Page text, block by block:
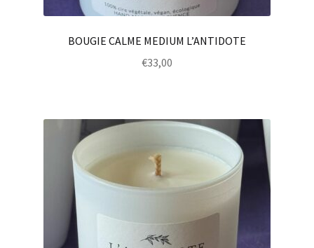
BOUGIE CALME MEDIUM L’ANTIDOTE
€33,00